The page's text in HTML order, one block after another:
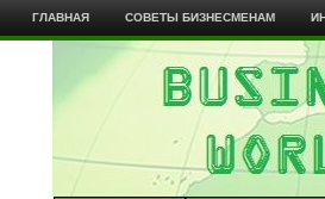
ГЛАВНАЯ СОВЕТЫ БИЗНЕСМЕНАМ